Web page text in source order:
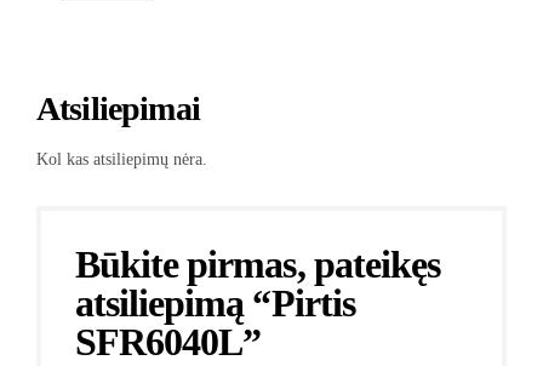
Atsiliepimai
Kol kas atsiliepimų nėra.
Būkite pirmas, pateikęs
atsiliepimą “Pirtis
SFR6040L”